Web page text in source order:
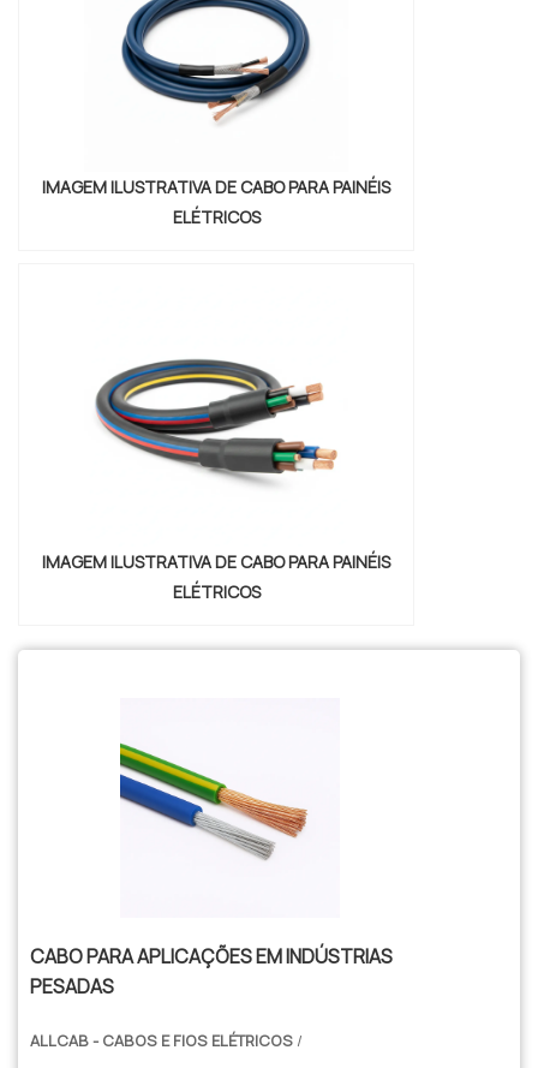
IMAGEM ILUSTRATIVA DE CABO PARA PAINÉIS
ELÉTRICOS
IMAGEM ILUSTRATIVA DE CABO PARA PAINÉIS
ELÉTRICOS
CABO PARA APLICAÇÕES EM INDÚSTRIAS
PESADAS
ALLCAB - CABOS E FIOS ELÉTRICOS /